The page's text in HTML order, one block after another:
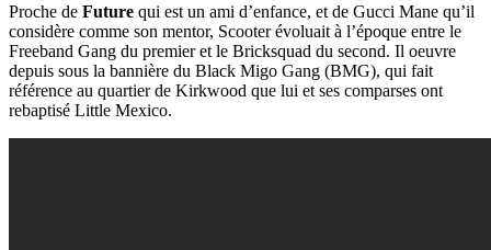
Proche de Future qui est un ami d’enfance, et de Gucci Mane qu’il
considère comme son mentor, Scooter évoluait à l’époque entre le
Freeband Gang du premier et le Bricksquad du second. Il oeuvre
depuis sous la bannière du Black Migo Gang (BMG), qui fait
référence au quartier de Kirkwood que lui et ses comparses ont
rebaptisé Little Mexico.